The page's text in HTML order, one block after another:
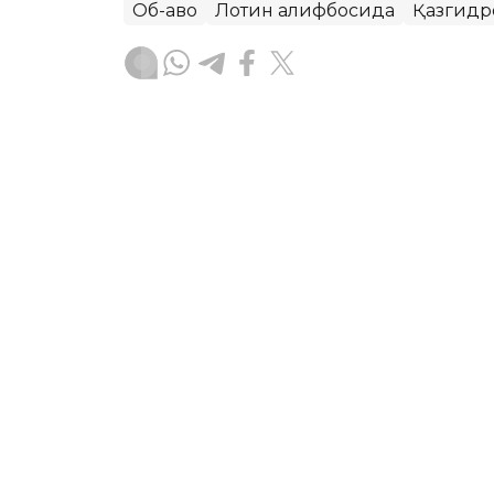
Об-ҳаво Лотин алифбосида